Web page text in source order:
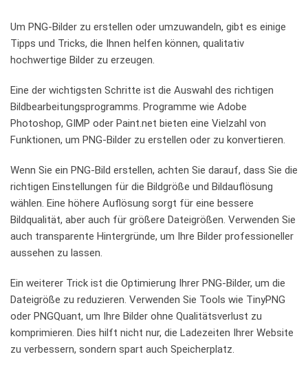
Um PNG-Bilder zu erstellen ‌oder umzuwandeln, gibt es einige
Tipps und Tricks, die Ihnen helfen können, qualitativ
hochwertige‌ Bilder zu erzeugen.
Eine ⁤der wichtigsten Schritte ist die Auswahl des richtigen
‌Bildbearbeitungsprogramms. Programme wie Adobe
Photoshop, GIMP oder Paint.net bieten eine Vielzahl⁢ von
Funktionen,⁣ um PNG-Bilder zu erstellen oder zu konvertieren.
Wenn​ Sie⁤ ein ⁣PNG-Bild erstellen, achten Sie ⁤darauf, ⁣dass ⁢Sie die
richtigen Einstellungen‌ für die Bildgröße und Bildauflösung‌
wählen. Eine höhere Auflösung sorgt für eine⁢ bessere
Bildqualität, aber auch ⁣für⁤ größere Dateigrößen. Verwenden⁢ Sie
auch transparente ‍Hintergründe, um Ihre Bilder professioneller
aussehen⁤ zu lassen.
Ein weiterer Trick ist die Optimierung Ihrer PNG-Bilder, um ⁣die⁢
Dateigröße zu reduzieren. Verwenden Sie⁢ Tools​ wie ⁢TinyPNG
oder PNGQuant, um Ihre Bilder ⁣ohne Qualitätsverlust zu⁢
komprimieren.⁢ Dies hilft‍ nicht ⁤nur,‍ die Ladezeiten Ihrer Website
zu verbessern, sondern spart auch Speicherplatz.